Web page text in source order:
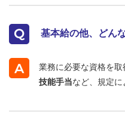
基本給の他、どん
業務に必要な資格を
技能手当など、規定に